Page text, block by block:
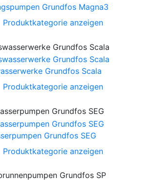
Grundfos Magna3
Produktkategorie anzeigen
Grundfos Scala
Produktkategorie anzeigen
Grundfos SEG
Produktkategorie anzeigen